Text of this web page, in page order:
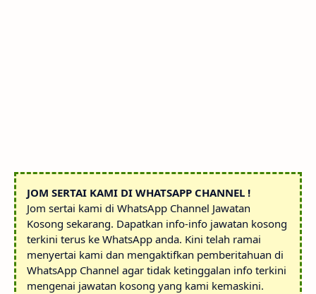
JOM SERTAI KAMI DI WHATSAPP CHANNEL !
Jom sertai kami di WhatsApp Channel Jawatan
Kosong sekarang. Dapatkan info-info jawatan kosong
terkini terus ke WhatsApp anda. Kini telah ramai
menyertai kami dan mengaktifkan pemberitahuan di
WhatsApp Channel agar tidak ketinggalan info terkini
mengenai jawatan kosong yang kami kemaskini.